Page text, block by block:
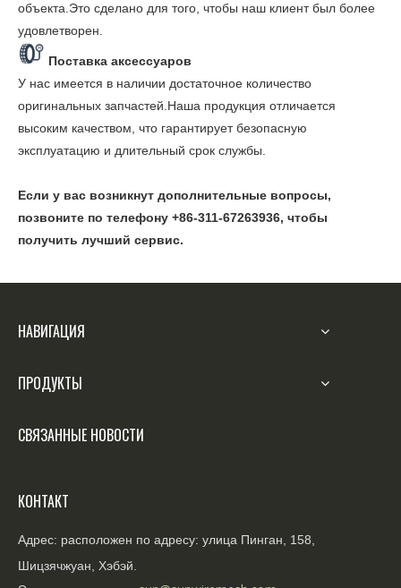
объекта.Это сделано для того, чтобы наш клиент был более
удовлетворен.
Поставка аксессуаров
У нас имеется в наличии достаточное количество
оригинальных запчастей.Наша продукция отличается
высоким качеством, что гарантирует безопасную
эксплуатацию и длительный срок службы.
Если у вас возникнут дополнительные вопросы,
позвоните по телефону +86-311-67263936, чтобы
получить лучший сервис.
НАВИГАЦИЯ
ПРОДУКТЫ
СВЯЗАННЫЕ НОВОСТИ
КОНТАКТ
Адрес: расположен по адресу: улица Пинган, 158,
Шицзячжуан, Хэбэй.